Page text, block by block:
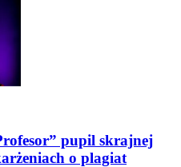
pupil skrajnej
o plagiat